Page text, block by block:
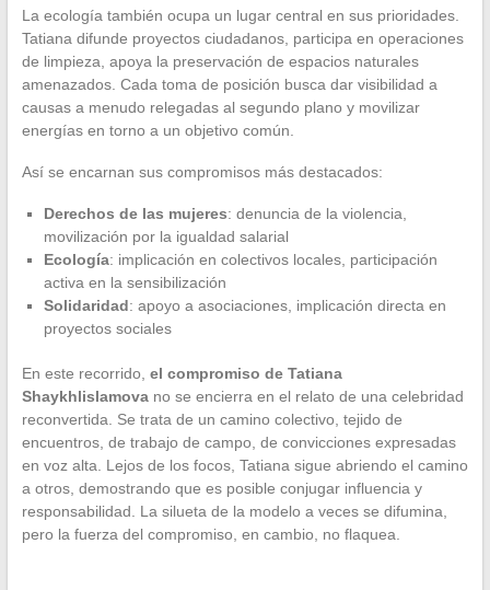
La ecología también ocupa un lugar central en sus prioridades.
Tatiana difunde proyectos ciudadanos, participa en operaciones
de limpieza, apoya la preservación de espacios naturales
amenazados. Cada toma de posición busca dar visibilidad a
causas a menudo relegadas al segundo plano y movilizar
energías en torno a un objetivo común.
Así se encarnan sus compromisos más destacados:
Derechos de las mujeres: denuncia de la violencia,
movilización por la igualdad salarial
Ecología: implicación en colectivos locales, participación
activa en la sensibilización
Solidaridad: apoyo a asociaciones, implicación directa en
proyectos sociales
En este recorrido, el compromiso de Tatiana
Shaykhlislamovano se encierra en el relato de una celebridad
reconvertida. Se trata de un camino colectivo, tejido de
encuentros, de trabajo de campo, de convicciones expresadas
en voz alta. Lejos de los focos, Tatiana sigue abriendo el camino
a otros, demostrando que es posible conjugar influencia y
responsabilidad. La silueta de la modelo a veces se difumina,
pero la fuerza del compromiso, en cambio, no flaquea.